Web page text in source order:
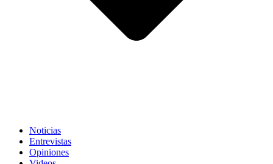
Noticias
Entrevistas
Opiniones